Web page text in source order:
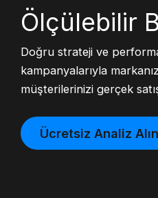
Ölçülebilir
Doğru strateji ve
kampanyalarıyla
müşterilerinizi gerçek
Ücretsiz Analiz Alın